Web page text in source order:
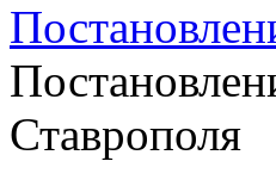
Ставрополя